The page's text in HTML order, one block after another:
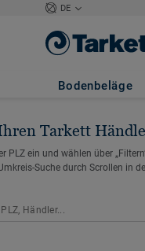
DE
Bodenbeläge
Tarkett
PLZ ein und wählen über
Suche durch Scrollen in